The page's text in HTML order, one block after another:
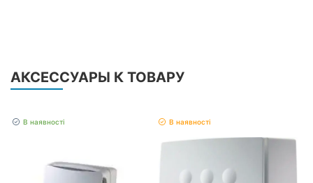
АКСЕССУАРЫ К ТОВАРУ
В наявності В наявності